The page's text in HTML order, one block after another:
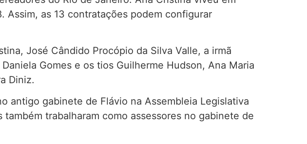
as 13 contratações podem configurar
José Cândido Procópio da Silva Valle, a irmã
Gomes e os tios Guilherme Hudson, Ana Maria
Diniz.
antigo gabinete de Flávio na Assembleia Legislativa
trabalharam como assessores no gabinete de